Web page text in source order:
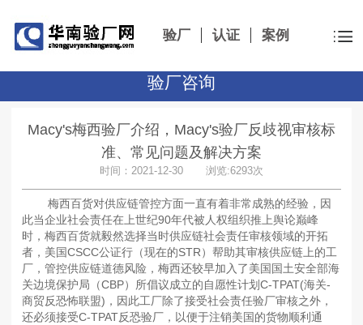
验厂 认证 案例
验厂咨询
Macy's梅西验厂介绍，Macy's验厂反歧视审核标
准、常见问题及解决方案
时间：2021-12-30 浏览:6293次
梅西百货对供应链管控方面一直有着非常成熟的经验，因
此当企业社会责任在上世纪90年代被人权组织推上舆论巅峰
时，梅西百货就毅然选择当时供应链社会责任审核领域的开拓
者，美国CSCC公证行（现在的STR）帮助其审核供应链上的工
厂，管控供应链道德风险，梅西还较早加入了美国国土安全部海
关边境保护局（CBP）所倡议成立的自愿性计划C-TPAT(海关-
商贸反恐怖联盟)，因此工厂除了接受社会责任验厂审核之外，
还必须接受C-TPAT反恐验厂，以便于注销美国的货物顺利通